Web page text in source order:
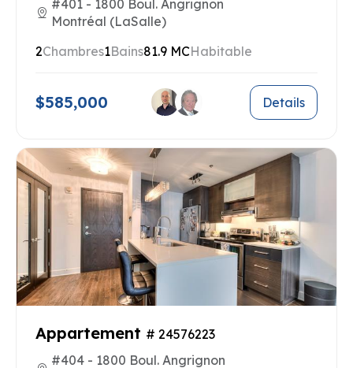
#401 - 1800 Boul. Angrignon
Montréal (LaSalle)
2Chambres1Bains81.9 MCHabitable
$585,000 Details
Appartement # 24576223
#404 - 1800 Boul. Angrignon